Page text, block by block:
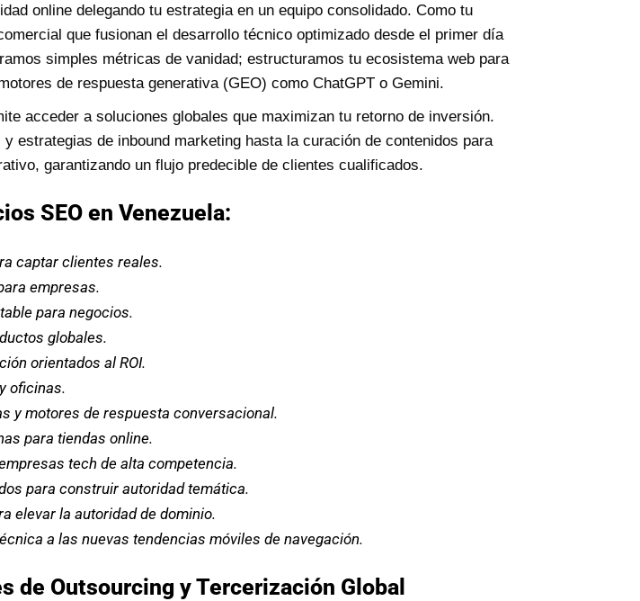
online delegando tu estrategia en un equipo consolidado. Como tu
que fusionan el desarrollo técnico optimizado desde el primer día
simples métricas de vanidad; estructuramos tu ecosistema web para
de respuesta generativa (GEO) como ChatGPT o Gemini.
acceder a soluciones globales que maximizan tu retorno de inversión.
estrategias de inbound marketing hasta la curación de contenidos para
garantizando un flujo predecible de clientes cualificados.
SEO en Venezuela:
captar clientes reales.
empresas.
para negocios.
globales.
orientados al ROI.
oficinas.
y motores de respuesta conversacional.
para tiendas online.
tech de alta competencia.
para construir autoridad temática.
elevar la autoridad de dominio.
a las nuevas tendencias móviles de navegación.
de Outsourcing y Tercerización Global